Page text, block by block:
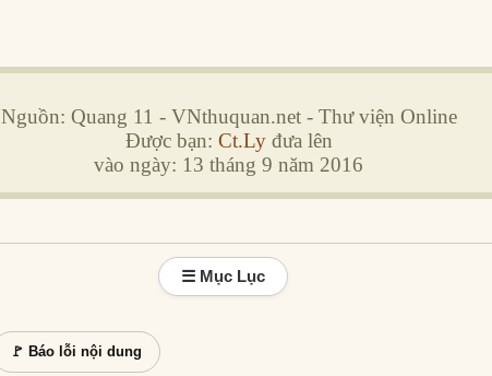
Nguồn: Quang 11 - VNthuquan.net - Thư viện Online
Được bạn: Ct.Lyđưa lên
vào ngày: 13 tháng 9 năm 2016
☰ Mục Lục
🚩 Báo lỗi nội dung